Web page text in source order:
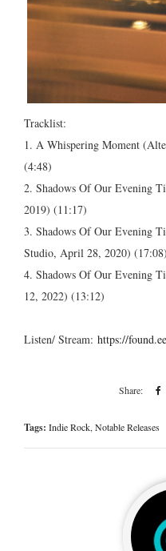
Tracklist:
1. A Whispering Moment
(4:48)
2. Shadows Of Our Evening
2019) (11:17)
3. Shadows Of Our Evening
Studio, April 28, 2020) (17:08)
4. Shadows Of Our Evening
12, 2022) (13:12)
Listen/ Stream: https://
Tags: Indie Rock,Notable Releases